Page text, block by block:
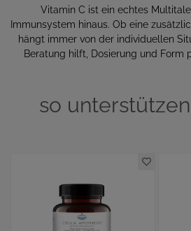
Vitamin C ist ein echtes
Immunsystem hinaus. Ob eine
hängt immer von der individuellen
Beratung hilft, Dosierung und Form
so